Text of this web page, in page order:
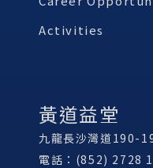
Activities
黃道益堂
九龍長沙灣道190-
電話：(852) 2728